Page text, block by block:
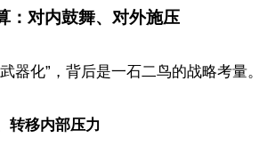
：对内鼓舞、对外施压
器化”，背后是一石二鸟的战略考量。
转移内部压力